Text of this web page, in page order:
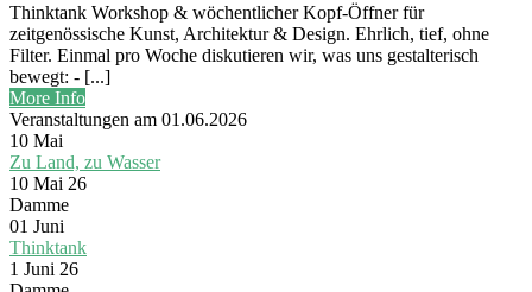
Thinktank Workshop & wöchentlicher Kopf-Öffner für
zeitgenössische Kunst, Architektur & Design. Ehrlich, tief, ohne
Filter. Einmal pro Woche diskutieren wir, was uns gestalterisch
bewegt: - [...]
More Info
Veranstaltungen am 01.06.2026
10 Mai
Zu Land, zu Wasser
10 Mai 26
Damme
01 Juni
Thinktank
1 Juni 26